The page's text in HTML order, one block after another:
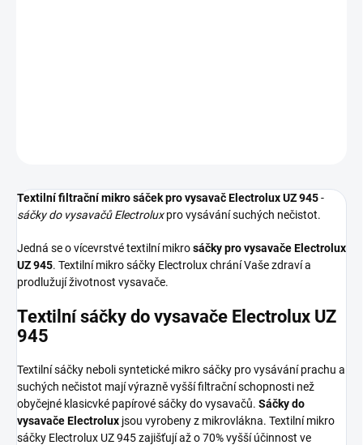
Textilní filtrační mikro sáček pro vysavač Electrolux UZ 945-
sáčky do vysavačů Electroluxpro vysávání suchých nečistot.
Jedná se o vícevrstvé textilní mikrosáčky pro vysavače Electrolux
UZ 945. Textilní mikro sáčky Electrolux chrání Vaše zdraví a
prodlužují životnost vysavače.
Textilní sáčky do vysavače Electrolux UZ
945
Textilní sáčky neboli syntetické mikro sáčky pro vysávání prachu a
suchých nečistot mají výrazně vyšší filtrační schopnosti než
obyčejné klasicvké papírové sáčky do vysavačů. Sáčky do
vysavače Electrolux jsou vyrobeny z mikrovlákna. Textilní mikro
sáčky Electrolux UZ 945 zajišťují až o 70% vyšší účinnost ve